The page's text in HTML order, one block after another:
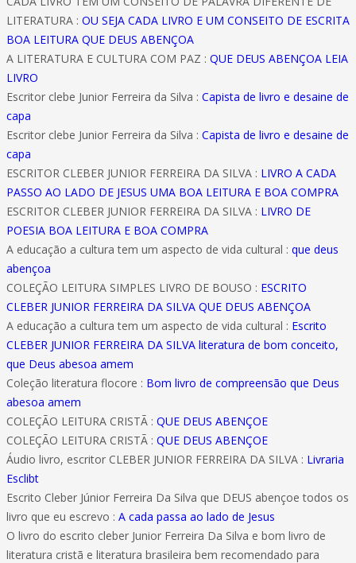
LITERATURA : OU SEJA CADA LIVRO E UM CONSEITO DE ESCRITA
BOA LEITURA QUE DEUS ABENÇOA
A LITERATURA E CULTURA COM PAZ : QUE DEUS ABENÇOA LEIA
LIVRO
Escritor clebe Junior Ferreira da Silva : Capista de livro e desaine de
capa
Escritor clebe Junior Ferreira da Silva : Capista de livro e desaine de
capa
ESCRITOR CLEBER JUNIOR FERREIRA DA SILVA : LIVRO A CADA
PASSO AO LADO DE JESUS UMA BOA LEITURA E BOA COMPRA
ESCRITOR CLEBER JUNIOR FERREIRA DA SILVA : LIVRO DE
POESIA BOA LEITURA E BOA COMPRA
A educação a cultura tem um aspecto de vida cultural : que deus
abençoa
COLEÇÃO LEITURA SIMPLES LIVRO DE BOUSO : ESCRITO
CLEBER JUNIOR FERREIRA DA SILVA QUE DEUS ABENÇOA
A educação a cultura tem um aspecto de vida cultural : Escrito
CLEBER JUNIOR FERREIRA DA SILVA literatura de bom conceito,
que Deus abesoa amem
Coleção literatura flocore : Bom livro de compreensão que Deus
abesoa amem
COLEÇÃO LEITURA CRISTÃ : QUE DEUS ABENÇOE
COLEÇÃO LEITURA CRISTÃ : QUE DEUS ABENÇOE
Áudio livro, escritor CLEBER JUNIOR FERREIRA DA SILVA : Livraria
Esclibt
Escrito Cleber Júnior Ferreira Da Silva que DEUS abençoe todos os
livro que eu escrevo : A cada passa ao lado de Jesus
O livro do escrito cleber Junior Ferreira Da Silva e bom livro de
literatura cristã e literatura brasileira bem recomendado para